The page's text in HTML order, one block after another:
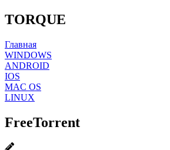
TORQUE
Главная
WINDOWS
ANDROID
IOS
MAC OS
LINUX
FreeTorrent